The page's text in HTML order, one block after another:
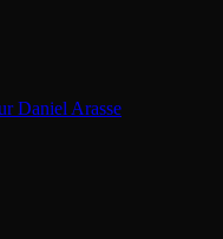
Daniel Arasse